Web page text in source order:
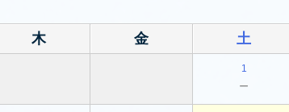
木 金 土
1
－